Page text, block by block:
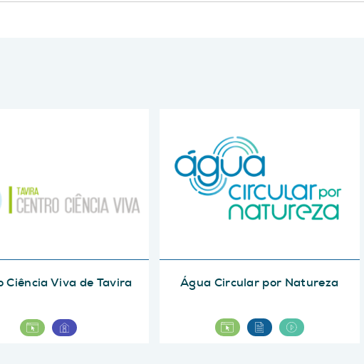
Ciência Viva de Tavira Água Circular por Natureza